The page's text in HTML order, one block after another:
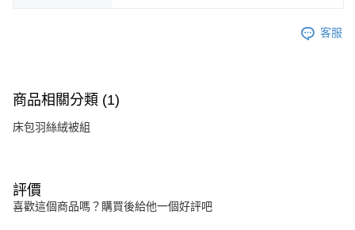
客服
商品相關分類 (1)
床包羽絲絨被組
評價
喜歡這個商品嗎？購買後給他一個好評吧